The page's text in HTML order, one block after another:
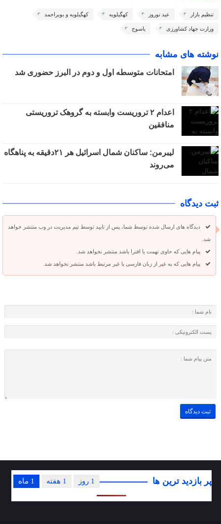
تنظیم بازار عید نوروز کهگیلویه کهگیلویه و بویراحمد
وزارت جهاد کشاورزی یاسوج
نوشته های مشابه
امتحانات متوسطه اول و دوم در البرز حضوری شد
اعدام ۲ تروریست وابسته به گروهک تروریستی
منافقین
لیبرمن: ساکنان شمال اسرائیل هر ۲۱دقیقه به پناهگاه
می‌روند
ثبت دیدگاه
دیدگاه های ارسال شده توسط شما، پس از تایید توسط تیم مدیریت در وب منتشر خواهد
شد.
پیام هایی که حاوی تهمت یا افترا باشد منتشر نخواهد شد.
پیام هایی که به غیر از زبان فارسی یا غیر مرتبط باشد منتشر نخواهد شد.
پر بازدید ترین ها 1 ماه 1 هفته 1 روز